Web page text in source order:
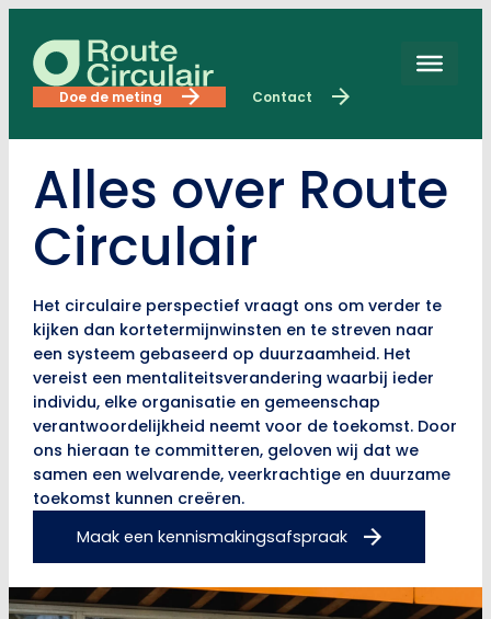
content
Doe de meting Contact
Alles over Route
Circulair
Het circulaire perspectief vraagt ons om verder te
kijken dan kortetermijnwinsten en te streven naar
een systeem gebaseerd op duurzaamheid. Het
vereist een mentaliteitsverandering waarbij ieder
individu, elke organisatie en gemeenschap
verantwoordelijkheid neemt voor de toekomst. Door
ons hieraan te committeren, geloven wij dat we
samen een welvarende, veerkrachtige en duurzame
toekomst kunnen creëren.
Maak een kennismakingsafspraak